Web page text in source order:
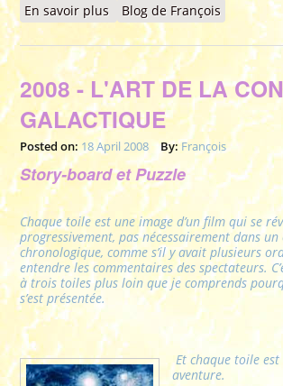
En savoir plus
à propos de 2008 - La
Dimensions... et SOI !
Blog de François
2008 - L'ART DE LA
GALACTIQUE
Posted on: 18 April 2008 By:François
Story-board et Puzzle
Chaque toile est une image d’un film qui se
progressivement, pas nécessairement dans
chronologique, comme s’il y avait plusieurs
entendre les commentaires des spectateurs.
à trois toiles plus loin que je comprends
s’est présentée.
Et chaque toile
aventure.